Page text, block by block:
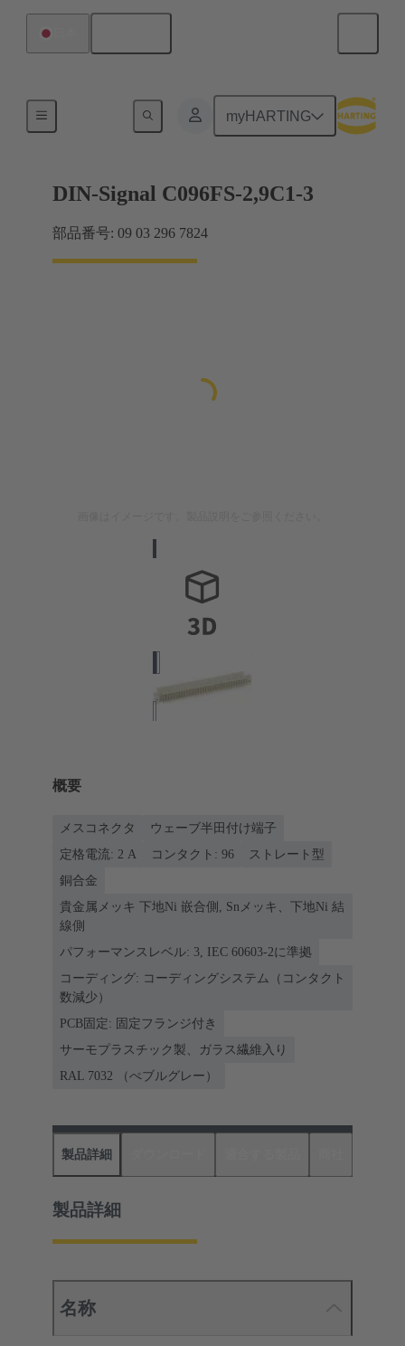
myHARTING
マザーボード ツー ドーターカード接続
DIN-Signal C096FS-2,9C1-3
部品番号: 09 03 296 7824
概要
メスコネクタ
ウェーブ半田付け端子
定格電流: ‌2 A
コンタクト: 96
ストレート型
銅合金
貴金属メッキ 下地Ni 嵌合側, Snメッキ、下地Ni 結
線側
パフォーマンスレベル: 3, IEC 60603-2に準拠
コーディング: コーディングシステム（コンタクト
数減少）
PCB固定: 固定フランジ付き
サーモプラスチック製、ガラス繊維入り
RAL 7032 （ぺブルグレー）
製品詳細
製品詳細
名称